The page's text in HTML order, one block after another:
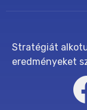
Stratégiát
eredményeket